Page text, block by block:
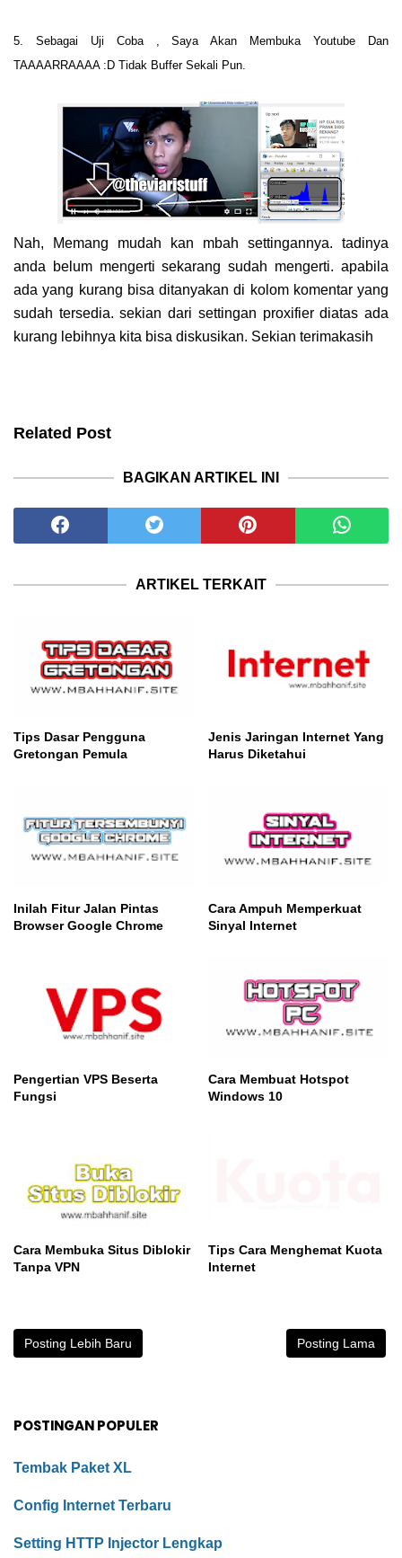
5. Sebagai Uji Coba , Saya Akan Membuka Youtube Dan
TAAAARRAAAA :D Tidak Buffer Sekali Pun.
Nah, Memang mudah kan mbah settingannya. tadinya
anda belum mengerti sekarang sudah mengerti. apabila
ada yang kurang bisa ditanyakan di kolom komentar yang
sudah tersedia. sekian dari settingan proxifier diatas ada
kurang lebihnya kita bisa diskusikan. Sekian terimakasih
Related Post
BAGIKAN ARTIKEL INI
ARTIKEL TERKAIT
Tips Dasar Pengguna
Gretongan Pemula
Jenis Jaringan Internet Yang
Harus Diketahui
Inilah Fitur Jalan Pintas
Browser Google Chrome
Cara Ampuh Memperkuat
Sinyal Internet
Pengertian VPS Beserta
Fungsi
Cara Membuat Hotspot
Windows 10
Cara Membuka Situs Diblokir
Tanpa VPN
Tips Cara Menghemat Kuota
Internet
Posting Lebih Baru Posting Lama
POSTINGAN POPULER
Tembak Paket XL
Config Internet Terbaru
Setting HTTP Injector Lengkap